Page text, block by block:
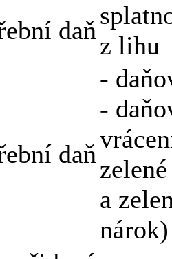
daň
z lihu
daň
-
-
a
nárok)